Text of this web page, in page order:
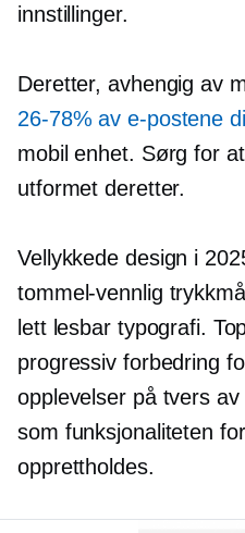
innstillinger.
Deretter, avhengig av
26-78% av e-postene
mobil enhet. Sørg for
utformet deretter.
Vellykkede design i
tommel-vennlig
lett lesbar typografi.
progressiv forbedring
opplevelser på tvers
som funksjonaliteten
opprettholdes.